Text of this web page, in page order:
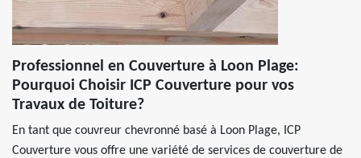
Professionnel en Couverture à Loon Plage:
Pourquoi Choisir ICP Couverture pour vos
Travaux de Toiture?
En tant que couvreur chevronné basé à Loon Plage, ICP
Couverture vous offre une variété de services de couverture de